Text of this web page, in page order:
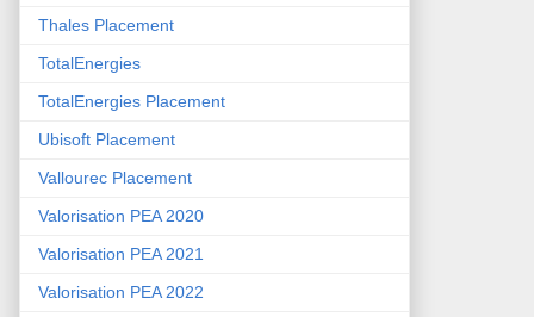
Thales Placement
TotalEnergies
TotalEnergies Placement
Ubisoft Placement
Vallourec Placement
Valorisation PEA 2020
Valorisation PEA 2021
Valorisation PEA 2022